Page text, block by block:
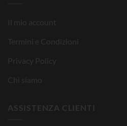
Il mio account
Termini e Condizioni
Privacy Policy
Chi siamo
ASSISTENZA CLIENTI